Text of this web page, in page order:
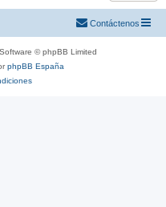
Contáctenos
© phpBB Limited
phpBB España